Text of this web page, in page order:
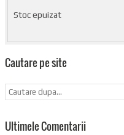
Stoc epuizat
Cautare pe site
Ultimele Comentarii